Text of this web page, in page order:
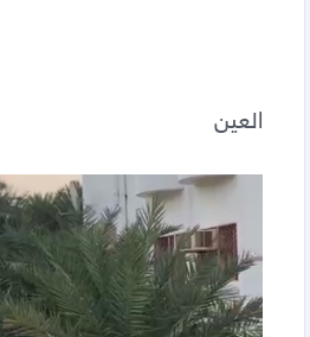
العين